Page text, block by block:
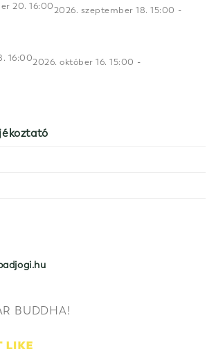
2026. szeptember 18. 15:00 -
20. 16:00
2026. október 16. 15:00 -
16:00
BUDDHA!